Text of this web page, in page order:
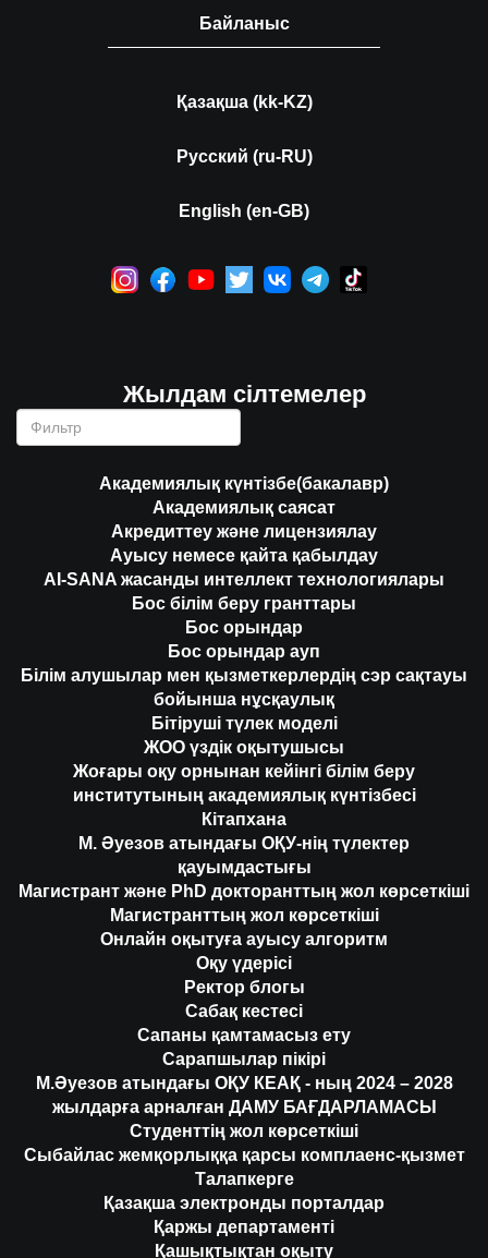
Байланыс
Қазақша (kk-KZ)
Русский (ru-RU)
English (en-GB)
Жылдам сілтемелер
Академиялық күнтізбе(бакалавр)
Академиялық саясат
Акредиттеу және лицензиялау
Ауысу немесе қайта қабылдау
AI-SANA жасанды интеллект технологиялары
Бос білім беру гранттары
Бос орындар
Бос орындар ауп
Білім алушылар мен қызметкерлердің сэр сақтауы
бойынша нұсқаулық
Бітіруші түлек моделі
ЖОО үздік оқытушысы
Жоғары оқу орнынан кейінгі білім беру
институтының академиялық күнтізбесі
Кітапхана
М. Әуезов атындағы ОҚУ-нің түлектер
қауымдастығы
Магистрант және PhD докторанттың жол көрсеткіші
Магистранттың жол көрсеткіші
Онлайн оқытуға ауысу алгоритм
Оқу үдерісі
Ректор блогы
Сабақ кестесі
Сапаны қамтамасыз ету
Сарапшылар пікірі
М.Әуезов атындағы ОҚУ КЕАҚ - ның 2024 – 2028
жылдарға арналған ДАМУ БАҒДАРЛАМАСЫ
Студенттің жол көрсеткіші
Сыбайлас жемқорлыққа қарсы комплаенс-қызмет
Талапкерге
Қазақша электронды порталдар
Қаржы департаменті
Қашықтықтан оқыту